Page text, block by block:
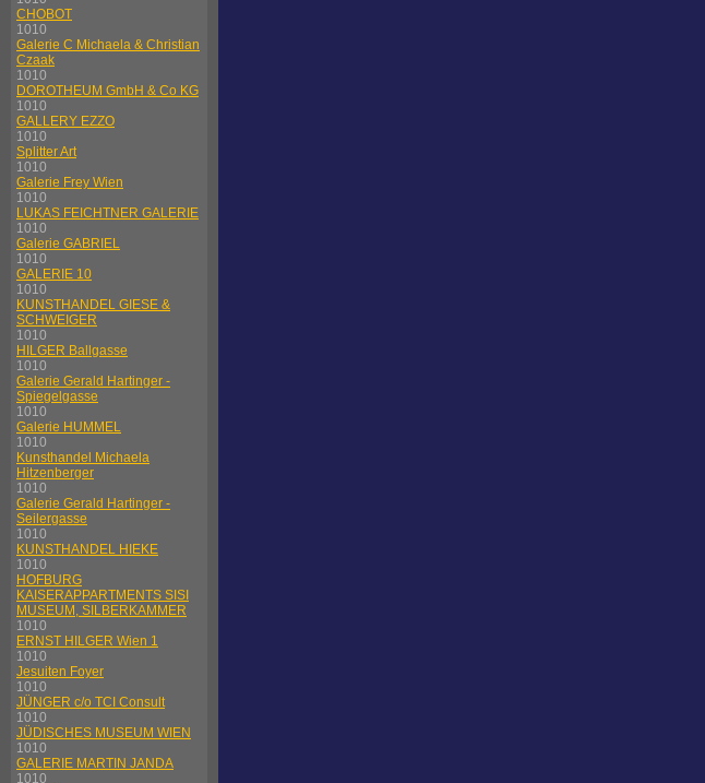
CHOBOT
1010
Galerie C Michaela & Christian
Czaak
1010
DOROTHEUM GmbH & Co KG
1010
GALLERY EZZO
1010
Splitter Art
1010
Galerie Frey Wien
1010
LUKAS FEICHTNER GALERIE
1010
Galerie GABRIEL
1010
GALERIE 10
1010
KUNSTHANDEL GIESE &
SCHWEIGER
1010
HILGER Ballgasse
1010
Galerie Gerald Hartinger -
Spiegelgasse
1010
Galerie HUMMEL
1010
Kunsthandel Michaela
Hitzenberger
1010
Galerie Gerald Hartinger -
Seilergasse
1010
KUNSTHANDEL HIEKE
1010
HOFBURG
KAISERAPPARTMENTS SISI
MUSEUM, SILBERKAMMER
1010
ERNST HILGER Wien 1
1010
Jesuiten Foyer
1010
JÜNGER c/o TCI Consult
1010
JÜDISCHES MUSEUM WIEN
1010
GALERIE MARTIN JANDA
1010